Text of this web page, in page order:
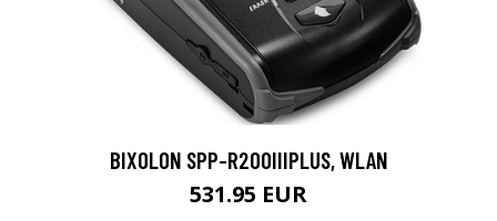
BIXOLON SPP-R200IIIPLUS, WLAN
531.95 EUR